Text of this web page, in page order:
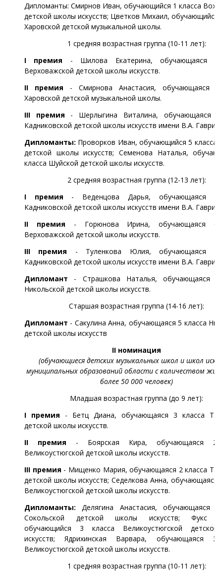
Дипломанты: Смирнов Иван, обучающийся 1 класса
детской школы искусств; Цветков Михаил, обучающийся
Харовской детской музыкальной школы.
1 средняя возрастная группа (10-11 лет):
I премия - Шилова Екатерина, обучающаяся 4
Верховажской детской школы искусств.
II премия - Смирнова Анастасия, обучающаяся 4
Харовской детской музыкальной школы.
III премия - Шерлыгина Виталина, обучающаяся 5
Кадниковской детской школы искусств имени В.А.
Дипломанты: Проворков Иван, обучающийся 5 класса
детской школы искусств; Семенова Наталья,
класса Шуйской детской школы искусств.
2 средняя возрастная группа (12-13 лет):
I премия - Веденцова Дарья, обучающаяся 7
Кадниковской детской школы искусств имени В.А.
II премия - Горюнова Ирина, обучающаяся 6
Верховажской детской школы искусств.
III премия - Туленкова Юлия, обучающаяся 6
Кадниковской детской школы искусств имени В.А.
Дипломант - Страшкова Наталья, обучающаяся 6
Никольской детской школы искусств.
Старшая возрастная группа (14-16 лет):
Дипломант - Сакулина Анна, обучающаяся 5 класса
детской школы искусств
II номинация
(обучающиеся детских музыкальных школ и школ
муниципальных образований области с количеством
более 50 000 человек)
Младшая возрастная группа (до 9 лет):
I премия - Бетц Диана, обучающаяся 3 класса
детской школы искусств.
II премия - Боярская Кира, обучающаяся 2
Великоустюгской детской школы искусств.
III премия - Мищенко Мария, обучающаяся 2 класса
детской школы искусств; Седелкова Анна, обучающаяся
Великоустюгской детской школы искусств.
Дипломанты: Делягина Анастасия, обучающаяся
Сокольской детской школы искусств; Фукс
обучающийся 3 класса Великоустюгской
искусств; Ядрихинская Варвара, обучающаяся 3
Великоустюгской детской школы искусств.
1 средняя возрастная группа (10-11 лет):